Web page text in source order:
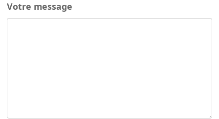
Votre message